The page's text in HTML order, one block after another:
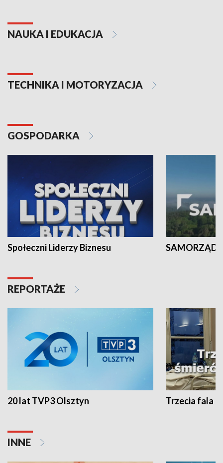
NAUKA I EDUKACJA
TECHNIKA I MOTORYZACJA
GOSPODARKA
Społeczni Liderzy Biznesu SAMORZĄD
REPORTAŻE
20 lat TVP3 Olsztyn Trzecia fala -
INNE